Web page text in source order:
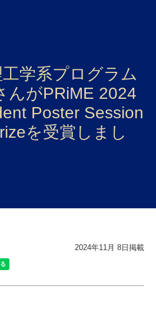
学系プログラム
んがPRiME 2024
Poster Session
を受賞しまし
2024年11月 8日掲載